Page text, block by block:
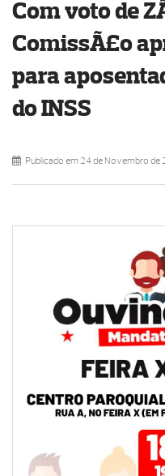
Com voto de
ComissÃ£o
para
do INSS
Publicado em 24 de Novembro de